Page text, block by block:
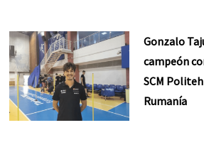
Gonzalo
campeón
SCM
Rumanía